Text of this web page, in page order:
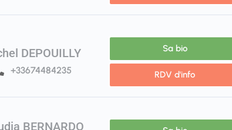
DEPOUILLY
+33674484235
Sa bio
RDV d'info
BERNARDO